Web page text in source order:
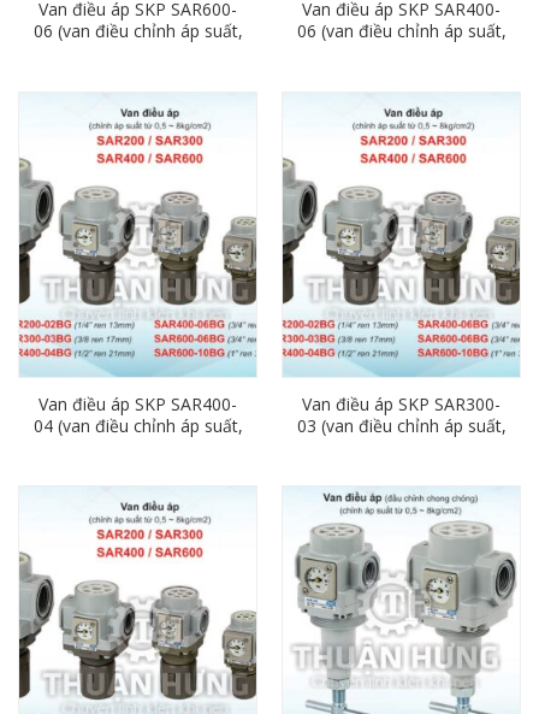
Van điều áp SKP SAR600-
06 (van điều chỉnh áp suất,
Van điều áp SKP SAR400-
06 (van điều chỉnh áp suất,
Van điều áp SKP SAR400-
04 (van điều chỉnh áp suất,
Van điều áp SKP SAR300-
03 (van điều chỉnh áp suất,